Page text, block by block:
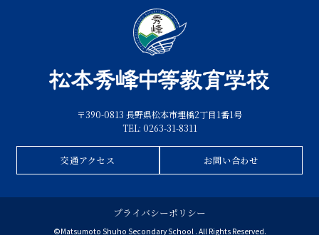
〒390-0813 長野県松本市埋橋2丁目1番1号
TEL: 0263-31-8311
交通アクセス お問い合わせ
プライバシーポリシー
©Matsumoto Shuho Secondary School . All Rights Reserved.